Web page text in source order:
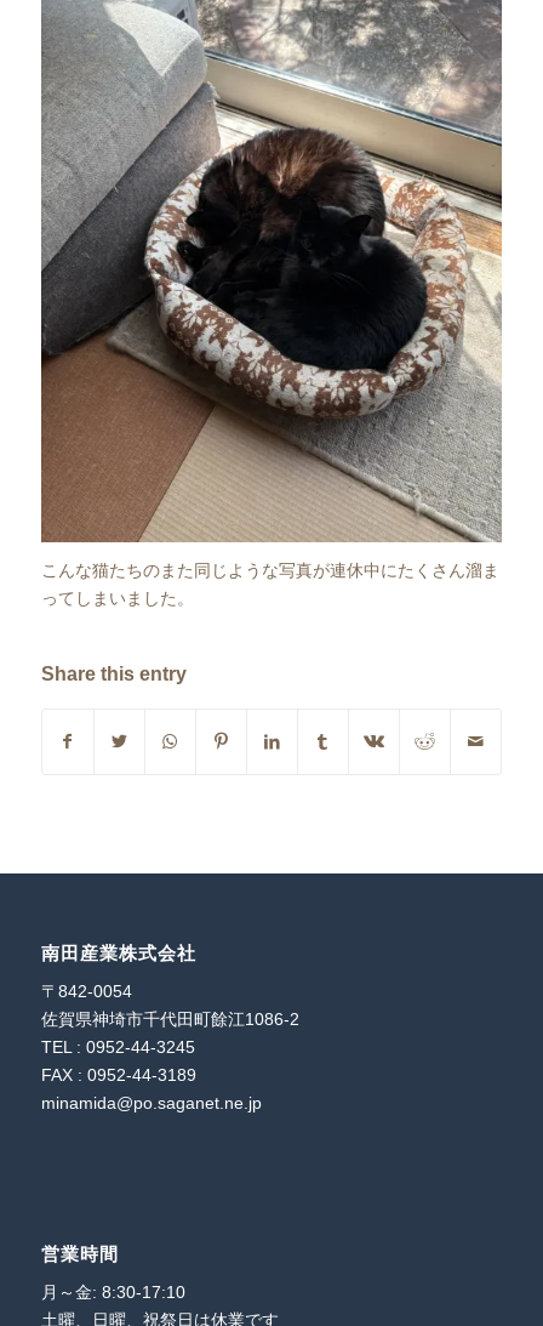
こんな猫たちのまた同じような写真が連休中にたくさん溜ま
ってしまいました。
Share this entry
南田産業株式会社
〒842-0054
佐賀県神埼市千代田町餘江1086-2
TEL : 0952-44-3245
FAX : 0952-44-3189
minamida@po.saganet.ne.jp
営業時間
月～金: 8:30-17:10
土曜、日曜、祝祭日は休業です